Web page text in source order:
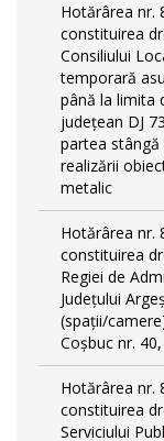
Hotărârea nr.
constituirea
Consiliului
temporară
până la limita
județean DJ
partea stângă
realizării
metalic
Hotărârea nr.
constituirea
Regiei de
Județului
(spații/
Coșbuc nr.
Hotărârea nr.
constituirea
Serviciului